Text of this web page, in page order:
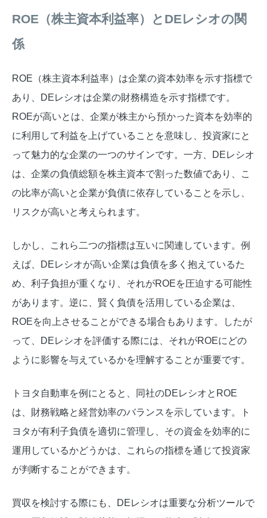
ROE（株主資本利益率）とDEレシオの関
係
ROE（株主資本利益率）は企業の資本効率を示す指標で
あり、DEレシオは企業の財務構造を示す指標です。
ROEが高いとは、企業が株主から預かった資本を効率的
に利用して利益を上げていることを意味し、投資家にと
って魅力的な企業の一つのサインです。一方、DEレシオ
は、企業の負債総額を株主資本で割った数値であり、こ
の比率が高いと企業が負債に依存していることを示し、
リスクが高いと考えられます。
しかし、これら二つの指標は互いに関連しています。例
えば、DEレシオが高い企業は負債を多く抱えているた
め、利子負担が重くなり、それがROEを圧迫する可能性
があります。逆に、賢く負債を活用している企業は、
ROEを向上させることができる場合もあります。したが
って、DEレシオを評価する際には、それがROEにどの
ように影響を与えているかを理解することが重要です。
トヨタ自動車を例にとると、同社のDEレシオとROE
は、財務戦略と経営効率のバランスを示しています。ト
ヨタが有利子負債を適切に管理し、その資金を効率的に
運用しているかどうかは、これらの指標を通じて投資家
が判断することができます。
買収を検討する際にも、DEレシオは重要な分析ツールで